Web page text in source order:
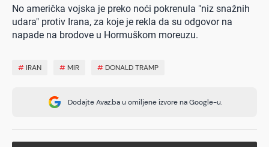
No američka vojska je preko noći pokrenula "niz snažnih
udara" protiv Irana, za koje je rekla da su odgovor na
napade na brodove u Hormuškom moreuzu.
# IRAN # MIR # DONALD TRAMP
Dodajte Avaz.ba u omiljene izvore na Google-u.